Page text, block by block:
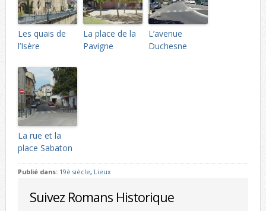
Les quais de
l’Isère
La place de la
Pavigne
L’avenue
Duchesne
La rue et la
place Sabaton
Publié dans: 19è siècle, Lieux
Suivez Romans Historique